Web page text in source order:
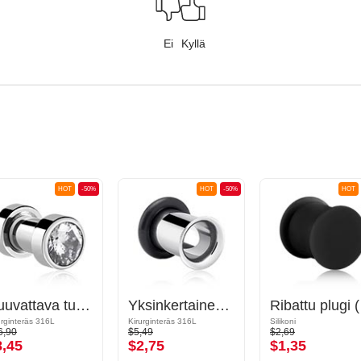
Ei Kyllä
-50%
HOT
Ruuvattava tunneli (kirurginen teräs, hopea, kiiltävä pinta) kanssa kristallikivi
316L
-50%
HOT
Yksinkertainen flared-tunneli (kirurginen teräs, hopea, kiiltävä pinta) kanssa O-rengas
Kirurginteräs 316L
$5,49
$2,75
HOT
Silikoni
$2,69
$1,35